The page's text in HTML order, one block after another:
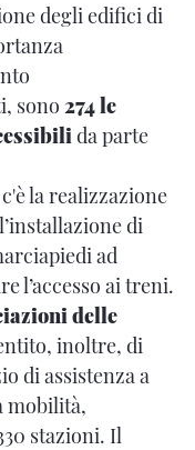
degli edifici di
sono 274 le
da parte
la realizzazione
di
ad
l’accesso ai treni.
delle
inoltre, di
di assistenza a
mobilità,
stazioni. Il